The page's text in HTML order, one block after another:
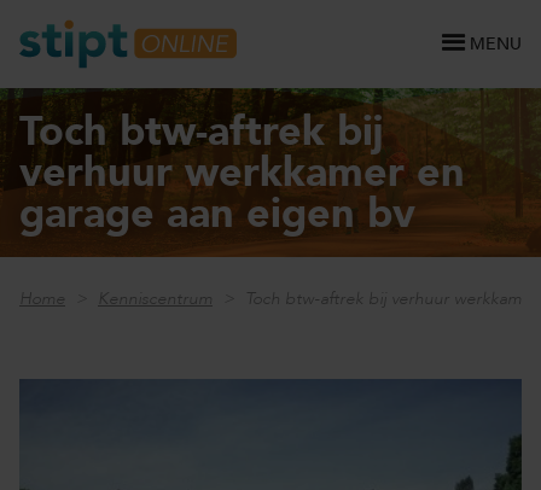
MENU
Toch btw-aftrek bij
verhuur werkkamer en
garage aan eigen bv
Home Kenniscentrum Toch btw-aftrek bij verhuur